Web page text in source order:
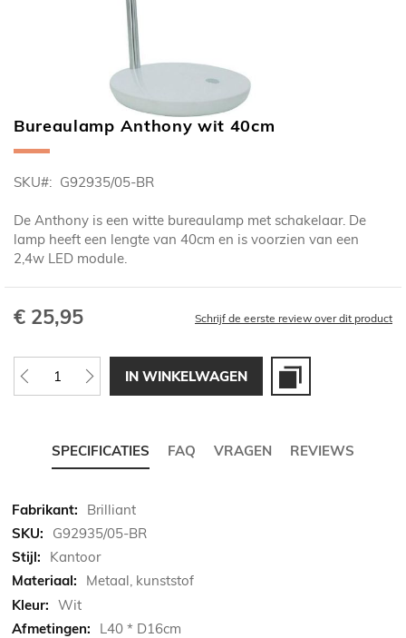
Ga
naar
begin
de
afbeeldingen-
gallerij
Bureaulamp Anthony wit 40cm
SKU G92935/05-BR
De Anthony is een witte bureaulamp met schakelaar. De
lamp heeft een lengte van 40cm en is voorzien van een
2,4w LED module.
€ 25,95 Schrijf de eerste review over dit product
IN WINKELWAGEN
SPECIFICATIES FAQ VRAGEN REVIEWS
Meer
informatie
Brilliant
G92935/05-BR
Kantoor
Metaal, kunststof
Wit
L40 * D16cm